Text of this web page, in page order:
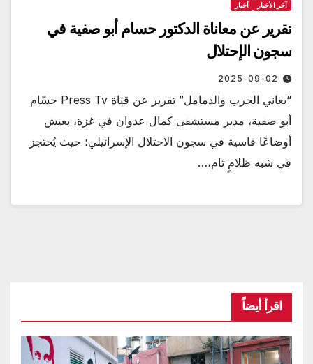
آخر الأخبار أخبار
تقرير عن معاناة الدكتور حسام أبو صفية في
سجون الإحتلال
2025-09-02
“يعاني الجرب والدمامل” تقرير عن قناة Press Tv حسّام
أبو صفية، مدير مستشفى كمال عدوان في غزة، يعيش
أوضاعًا قاسية في سجون الاحتلال الإسرائيلي؛ حيث يُحتجز
في شبه ظلامٍ تام،…
اقرأ أيضاً